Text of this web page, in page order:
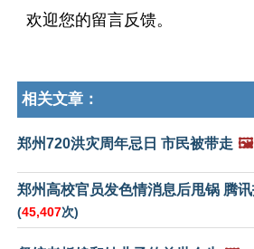
欢迎您的留言反馈。
相关文章：
郑州720洪灾周年忌日 市民被带走 🖼️
郑州高校官员发色情消息后甩锅 腾
(45,407次)